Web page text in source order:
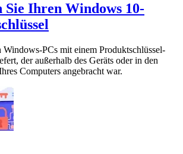
Sie Ihren Windows 10-
Windows-PCs mit einem Produktschlüssel-
der außerhalb des Geräts oder in den
Computers angebracht war.